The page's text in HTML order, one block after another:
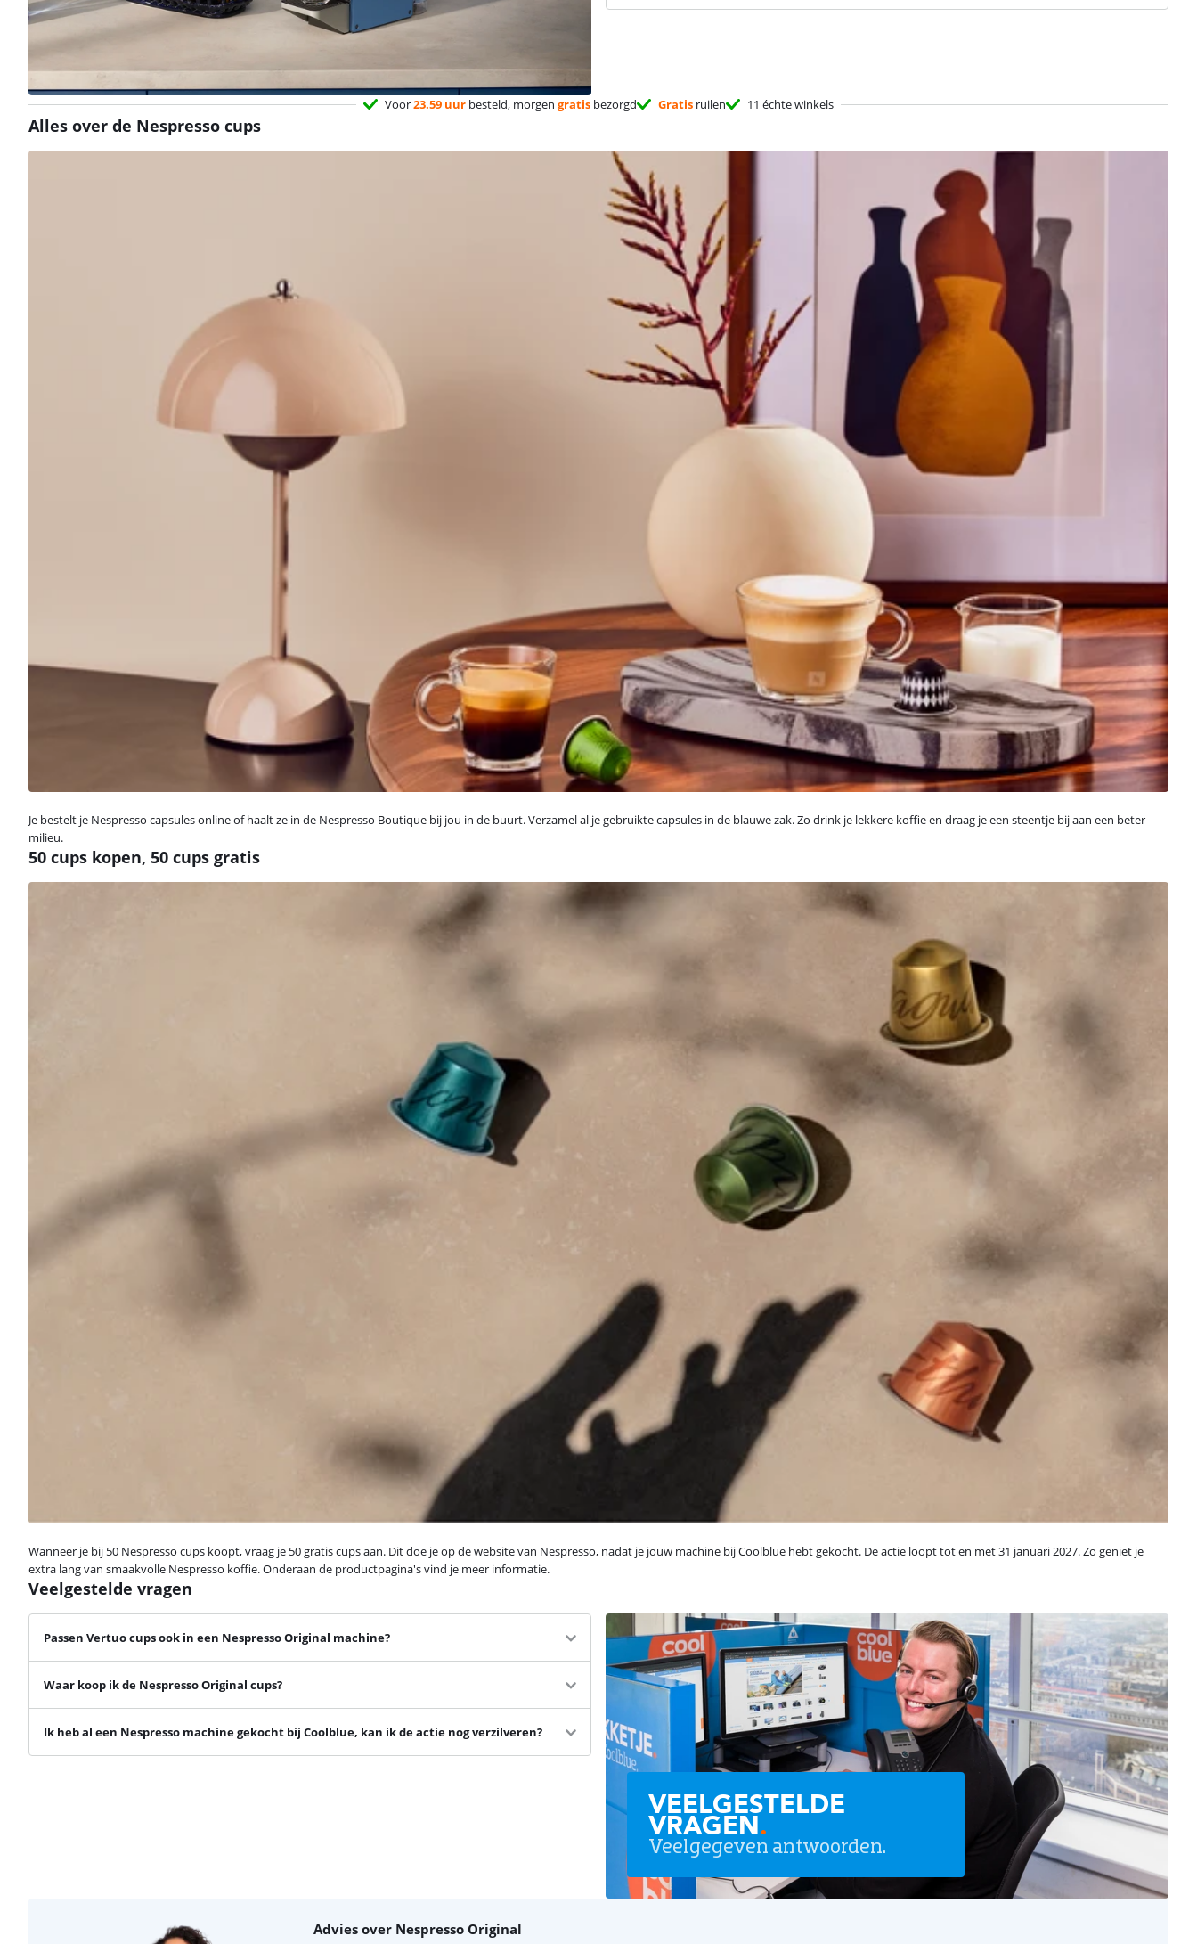
Voor23.59 uur besteld, morgen gratis bezorgd Gratis ruilen 11 échte winkels
Alles over de Nespresso cups
Je bestelt je Nespresso capsules online of haalt ze in de Nespresso Boutique bij jou in de buurt. Verzamel al je gebruikte capsules in de blauwe zak. Zo drink je lekkere koffie en draag je een steentje bij aan een beter
milieu.
50 cups kopen, 50 cups gratis
Wanneer je bij 50 Nespresso cups koopt, vraag je 50 gratis cups aan. Dit doe je op de website van Nespresso, nadat je jouw machine bij Coolblue hebt gekocht. De actie loopt tot en met 31 januari 2027. Zo geniet je
extra lang van smaakvolle Nespresso koffie. Onderaan de productpagina's vind je meer informatie.
Veelgestelde vragen
Passen Vertuo cups ook in een Nespresso Original machine?
Waar koop ik de Nespresso Original cups?
Ik heb al een Nespresso machine gekocht bij Coolblue, kan ik de actie nog verzilveren?
VEELGESTELDE
VRAGEN.
Veelgegeven antwoorden.
Advies over Nespresso Original